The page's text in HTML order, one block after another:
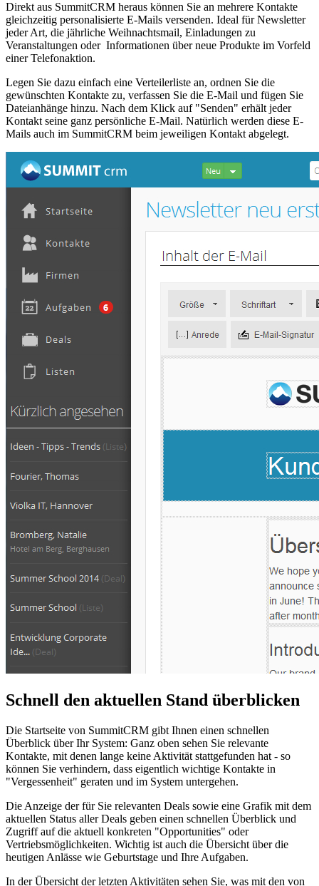
Direkt aus SummitCRM heraus können Sie an mehrere Kontakte
gleichzeitig personalisierte E-Mails versenden. Ideal für Newsletter
jeder Art, die jährliche Weihnachtsmail, Einladungen zu
Veranstaltungen oder Informationen über neue Produkte im Vorfeld
einer Telefonaktion.
Legen Sie dazu einfach eine Verteilerliste an, ordnen Sie die
gewünschten Kontakte zu, verfassen Sie die E-Mail und fügen Sie
Dateianhänge hinzu. Nach dem Klick auf "Senden" erhält jeder
Kontakt seine ganz persönliche E-Mail. Natürlich werden diese E-
Mails auch im SummitCRM beim jeweiligen Kontakt abgelegt.
Schnell den aktuellen Stand überblicken
Die Startseite von SummitCRM gibt Ihnen einen schnellen
Überblick über Ihr System: Ganz oben sehen Sie relevante
Kontakte, mit denen lange keine Aktivität stattgefunden hat - so
können Sie verhindern, dass eigentlich wichtige Kontakte in
"Vergessenheit" geraten und im System untergehen.
Die Anzeige der für Sie relevanten Deals sowie eine Grafik mit dem
aktuellen Status aller Deals geben einen schnellen Überblick und
Zugriff auf die aktuell konkreten "Opportunities" oder
Vertriebsmöglichkeiten. Wichtig ist auch die Übersicht über die
heutigen Anlässe wie Geburtstage und Ihre Aufgaben.
In der Übersicht der letzten Aktivitäten sehen Sie, was mit den von